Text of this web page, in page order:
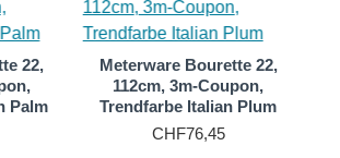
22,
Palm
Meterware Bourette 22,
112cm, 3m-Coupon,
Trendfarbe Italian Plum
CHF76,45